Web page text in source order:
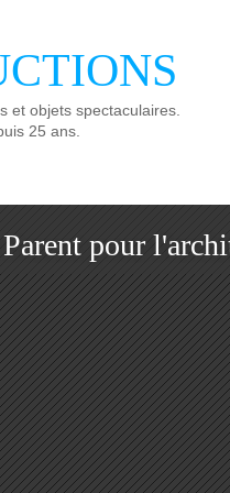
et objets spectaculaires.
25 ans.
pour